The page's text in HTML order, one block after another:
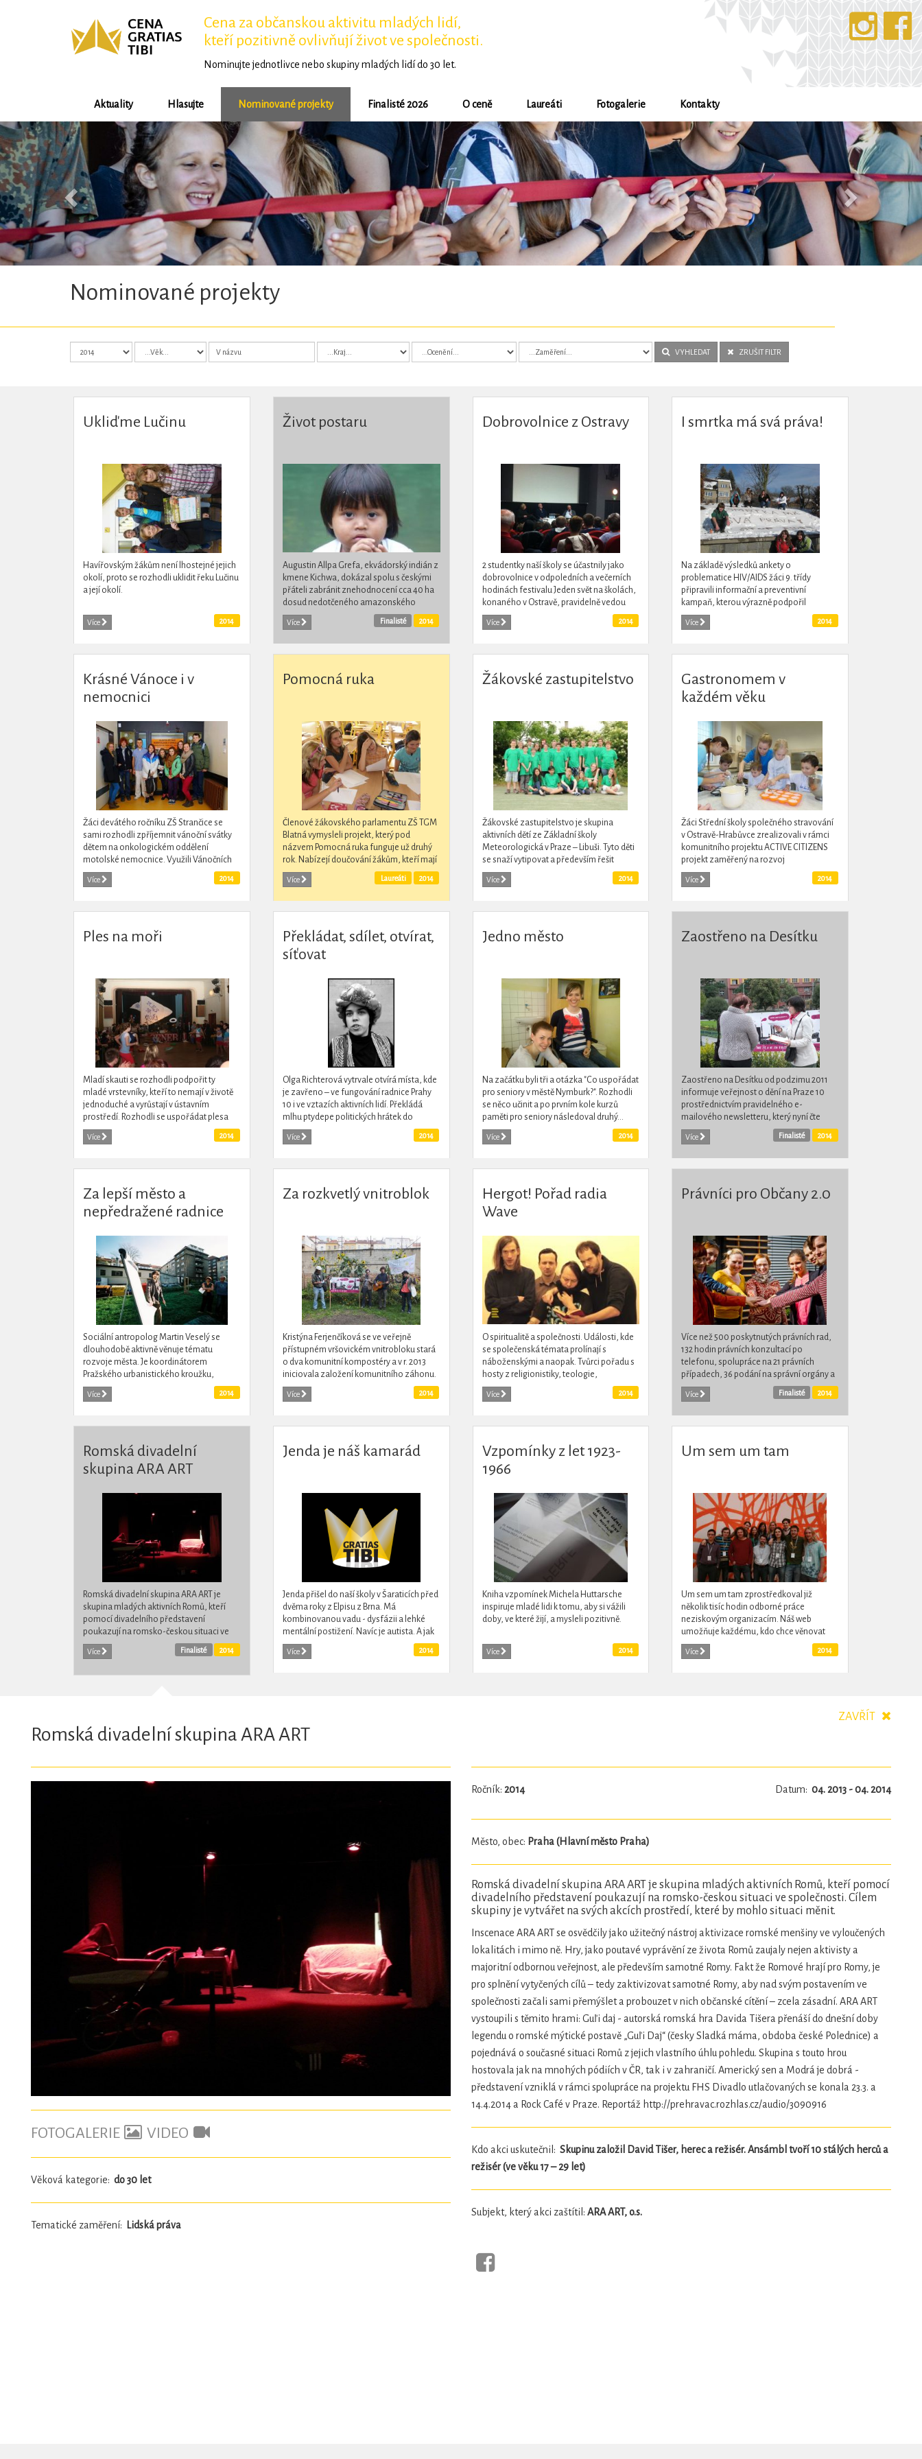
Cena za občanskou aktivitu mladých lidí,
kteří pozitivně ovlivňují život ve společnosti.
Nominujte jednotlivce nebo skupiny mladých lidí do 30 let.
Aktuality Hlasujte Nominované projekty Finalisté 2026 O ceně Laureáti Fotogalerie Kontakty
Předchozí Další
Nominované projekty
VYHLEDAT ZRUŠIT FILTR
Ukliďme Lučinu
Havířovským žákům není lhostejné jejich
okolí, proto se rozhodli uklidit řeku Lučinu
a její okolí.
Více 2014
Život postaru
Augustin Allpa Grefa, ekvádorský indián z
kmene Kichwa, dokázal spolu s českými
přáteli zabránit znehodnocení cca 40 ha
dosud nedotčeného amazonského
pralesa. Během jednoho roku získali díky
mnoha dárcům prostředky,...
Více 2014
Finalisté
Dobrovolnice z Ostravy
2 studentky naší školy se účastnily jako
dobrovolnice v odpoledních a večerních
hodinách festivalu Jeden svět na školách,
konaného v Ostravě, pravidelně vedou
klub Jeden svět na školách a již potřetí
organizovaly...
Více 2014
I smrtka má svá práva!
Na základě výsledků ankety o
problematice HIV/AIDS žáci 9. třídy
připravili informační a preventivní
kampaň, kterou výrazně podpořil
spontánní happening. Kampaň měla
dlouhodobější charakter a podařilo se jí...
Více 2014
Krásné Vánoce i v
nemocnici
Žáci devátého ročníku ZŠ Strančice se
sami rozhodli zpříjemnit vánoční svátky
dětem na onkologickém oddělení
motolské nemocnice. Využili Vánočních
trhů pořádaných školou a uspořádali
sbírku. Z jejího...
Více 2014
Pomocná ruka
Členové žákovského parlamentu ZŠ TGM
Blatná vymysleli projekt, který pod
názvem Pomocná ruka funguje už druhý
rok. Nabízejí doučování žákům, kteří mají
problémy v jakémkoli z vyučovaných
předmětů. Doučování...
Více 2014
Laureáti
Žákovské zastupitelstvo
Žákovské zastupitelstvo je skupina
aktivních dětí ze Základní školy
Meteorologická v Praze – Libuši. Tyto děti
se snaží vytipovat a především řešit
problémy, se kterými se v prostředí školy a
naší městské...
Více 2014
Gastronomem v
každém věku
Žáci Střední školy společného stravování
v Ostravě-Hrabůvce zrealizovali v rámci
komunitního projektu ACTIVE CITIZENS
projekt zaměřený na rozvoj
gastronomických dovedností dětí z
ostravských pěstounských rodin. V...
Více 2014
Ples na moři
Mladí skauti se rozhodli podpořit ty
mladé vrstevníky, kteří to nemají v životě
jednoduché a vyrůstají v ústavním
prostředí. Rozhodli se uspořádat plesa
jeho výtěžek věnovat NNO Centrum Don
Bosco Salesiánský klub...
Více 2014
Překládat, sdílet, otvírat,
síťovat
Olga Richterová vytrvale otvírá místa, kde
je zavřeno – ve fungování radnice Prahy
10 i ve vztazích aktivních lidí. Překládá
mlhu ptydepe politických hrátek do
lidštiny: ostře, humorně, povzbudivě, jak
je potřeba....
Více 2014
Jedno město
Na začátku byli tři a otázka "Co uspořádat
pro seniory v městě Nymburk?". Rozhodli
se něco učinit a po prvním kole kurzů
paměti pro seniory následoval druhý...
Více 2014
Zaostřeno na Desítku
Zaostřeno na Desítku od podzimu 2011
informuje veřejnost o dění na Praze 10
prostřednictvím pravidelného e-
mailového newsletteru, který nyní čte
několik tisíc osob. Pořizuje videozáznamy
ze zastupitelstev a...
Více 2014
Finalisté
Za lepší město a
nepředražené radnice
Sociální antropolog Martin Veselý se
dlouhodobě aktivně věnuje tématu
rozvoje města. Je koordinátorem
Pražského urbanistického kroužku,
členem výzkumného týmu Paneláci a
dobrovolným pomocníkem řady dalších...
Více 2014
Za rozkvetlý vnitroblok
Kristýna Ferjenčíková se ve veřejně
přístupném vršovickém vnitrobloku stará
o dva komunitní kompostéry a v r. 2013
iniciovala založení komunitního záhonu.
Usiluje o oživení sousedských vztahů a o
to, aby při...
Více 2014
Hergot! Pořad radia
Wave
O spiritualitě a společnosti. Události, kde
se společenská témata prolínají s
náboženskými a naopak. Tvůrci pořadu s
hosty z religionistiky, teologie,
sociologie, umění nabízí neortodoxní
pohled na duchovní záležitosti...
Více 2014
Právníci pro Občany 2.0
Více než 500 poskytnutých právních rad,
132 hodin právních konzultací po
telefonu, spolupráce na 21 právních
případech, 36 podání na správní orgány a
1 žaloba. Tak vypadá v číslech roční práce
studentů práv v...
Více 2014
Finalisté
Romská divadelní
skupina ARA ART
Romská divadelní skupina ARA ART je
skupina mladých aktivních Romů, kteří
pomocí divadelního představení
poukazují na romsko-českou situaci ve
společnosti. Cílem skupiny je vytvářet na
svých akcích prostředí, které by...
Více 2014
Finalisté
ZAVŘÍT
Romská divadelní skupina ARA ART
FOTOGALERIE VIDEO
Věková kategorie: do 30 let
Tematické zaměření: Lidská práva
Ročník: 2014 Datum: 04. 2013 - 04. 2014
Město, obec: Praha (Hlavní město Praha)
Romská divadelní skupina ARA ART je skupina mladých aktivních Romů, kteří pomocí
divadelního představení poukazují na romsko-českou situaci ve společnosti. Cílem
skupiny je vytvářet na svých akcích prostředí, které by mohlo situaci měnit.
Inscenace ARA ART se osvědčily jako užitečný nástroj aktivizace romské menšiny ve vyloučených
lokalitách i mimo ně. Hry, jako poutavé vyprávění ze života Romů zaujaly nejen aktivisty a
majoritní odbornou veřejnost, ale především samotné Romy. Fakt že Romové hrají pro Romy, je
pro splnění vytyčených cílů – tedy zaktivizovat samotné Romy, aby nad svým postavením ve
společnosti začali sami přemýšlet a probouzet v nich občanské cítění – zcela zásadní. ARA ART
vystoupili s těmito hrami: Guľi daj - autorská romská hra Davida Tišera přenáší do dnešní doby
legendu o romské mýtické postavě „Guľi Daj“ (česky Sladká máma, obdoba české Polednice) a
pojednává o současné situaci Romů z jejich vlastního úhlu pohledu. Skupina s touto hrou
hostovala jak na mnohých pódiích v ČR, tak i v zahraničí. Americký sen a Modrá je dobrá -
představení vzniklá v rámci spolupráce na projektu FHS Divadlo utlačovaných se konala 23.3. a
14.4.2014 a Rock Café v Praze. Reportáž http://prehravac.rozhlas.cz/audio/3090916
Kdo akci uskutečnil: Skupinu založil David Tišer, herec a režisér. Ansámbl tvoří 10 stálých herců a
režisér (ve věku 17 – 29 let)
Subjekt, který akci zaštítil: ARA ART, o.s.
Jenda je náš kamarád
Jenda přišel do naší školy v Šaraticích před
dvěma roky z Elpisu z Brna. Má
kombinovanou vadu - dysfázii a lehké
mentální postižení. Navíc je autista. A jak
jsme Jendu přijali mezi sebe? A jak se cítí
mezi námi Jenda?
Více 2014
Vzpomínky z let 1923-
1966
Kniha vzpomínek Michela Huttarsche
inspiruje mladé lidi k tomu, aby si vážili
doby, ve které žijí, a mysleli pozitivně.
Více 2014
Um sem um tam
Um sem um tam zprostředkoval již
několik tisíc hodin odborné práce
neziskovým organizacím. Náš web
umožňuje každému, kdo chce věnovat
pár hodin času, aby se zapojil do
spolupráce na jasně daném úkolu s
Více 2014